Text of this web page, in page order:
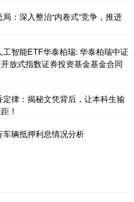
：深入整治“内卷式”竞争，推进
智能ETF华泰柏瑞: 华泰柏瑞中证
放式指数证券投资基金基金合同
律：揭秘文凭背后，让本科生输
！
辆抵押利息情况分析